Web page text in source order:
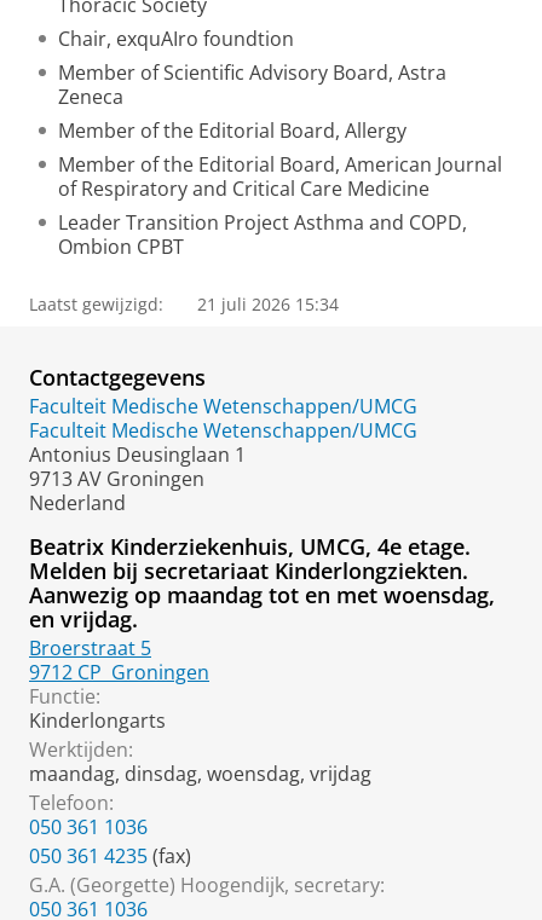
Chair, exquAIro foundtion
Member of Scientific Advisory Board, Astra
Zeneca
Member of the Editorial Board, Allergy
Member of the Editorial Board, American Journal
of Respiratory and Critical Care Medicine
Leader Transition Project Asthma and COPD,
Ombion CPBT
Laatst gewijzigd: 21 juli 2026 15:34
Contactgegevens
Faculteit Medische Wetenschappen/UMCG
Faculteit Medische Wetenschappen/UMCG
Antonius Deusinglaan 1
9713 AV Groningen
Nederland
Beatrix Kinderziekenhuis, UMCG, 4e etage.
Melden bij secretariaat Kinderlongziekten.
Aanwezig op maandag tot en met woensdag,
en vrijdag.
Broerstraat 5
9712 CP Groningen
Functie:
Kinderlongarts
Werktijden:
maandag, dinsdag, woensdag, vrijdag
Telefoon:
050 361 1036
050 361 4235(fax)
G.A. (Georgette) Hoogendijk, secretary:
050 361 1036